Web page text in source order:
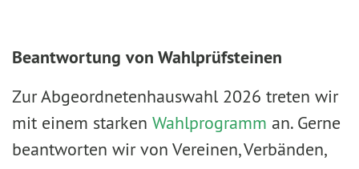
Beantwortung von Wahlprüfsteinen
Zur Abgeordnetenhauswahl 2026 treten wir
mit einem starken Wahlprogramm an. Gerne
beantworten wir von Vereinen, Verbänden,